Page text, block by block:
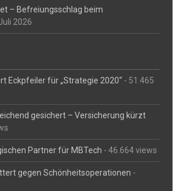
– Befreiungsschlag beim
2026
Eckpfeiler für „Strategie 2020“ - 51.465
gesichert – Versicherung kürzt
Partner für MBTech - 46.664 views
gegen Schönheitsoperationen -